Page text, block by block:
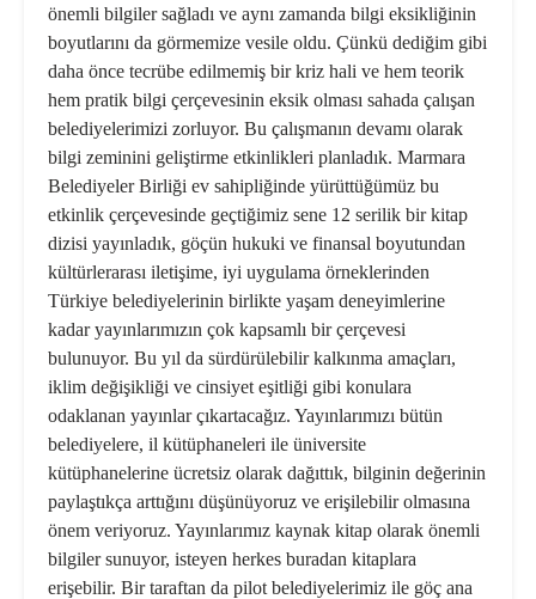
önemli bilgiler sağladı ve aynı zamanda bilgi eksikliğinin
boyutlarını da görmemize vesile oldu. Çünkü dediğim gibi
daha önce tecrübe edilmemiş bir kriz hali ve hem teorik
hem pratik bilgi çerçevesinin eksik olması sahada çalışan
belediyelerimizi zorluyor. Bu çalışmanın devamı olarak
bilgi zeminini geliştirme etkinlikleri planladık. Marmara
Belediyeler Birliği ev sahipliğinde yürüttüğümüz bu
etkinlik çerçevesinde geçtiğimiz sene 12 serilik bir kitap
dizisi yayınladık, göçün hukuki ve finansal boyutundan
kültürlerarası iletişime, iyi uygulama örneklerinden
Türkiye belediyelerinin birlikte yaşam deneyimlerine
kadar yayınlarımızın çok kapsamlı bir çerçevesi
bulunuyor. Bu yıl da sürdürülebilir kalkınma amaçları,
iklim değişikliği ve cinsiyet eşitliği gibi konulara
odaklanan yayınlar çıkartacağız. Yayınlarımızı bütün
belediyelere, il kütüphaneleri ile üniversite
kütüphanelerine ücretsiz olarak dağıttık, bilginin değerinin
paylaştıkça arttığını düşünüyoruz ve erişilebilir olmasına
önem veriyoruz. Yayınlarımız kaynak kitap olarak önemli
bilgiler sunuyor, isteyen herkes buradan kitaplara
erişebilir. Bir taraftan da pilot belediyelerimiz ile göç ana